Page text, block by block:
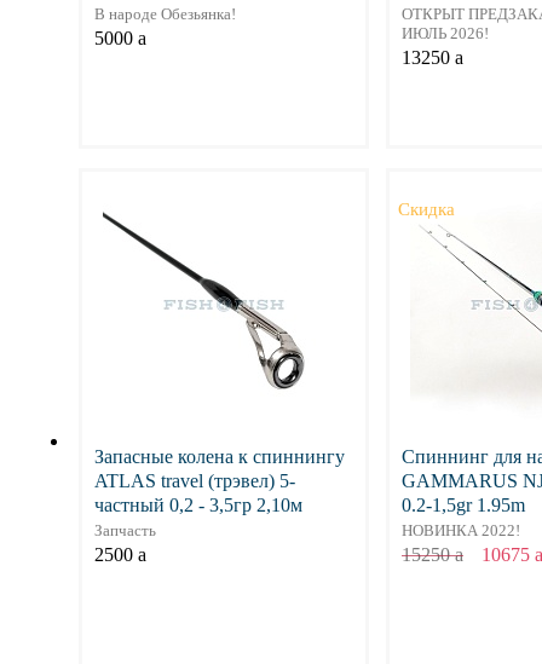
В народе Обезьянка!
5000 a
ОТКРЫТ
ИЮЛЬ 2026!
13250 a
Запасные колена к спиннингу
ATLAS travel (трэвел) 5-
частный 0,2 - 3,5гр 2,10м
Запчасть
2500 a
Скидка
Спиннинг для
GAMMARUS
0.2-1,5gr 1.95m
НОВИНКА 2022!
15250a 10675 a